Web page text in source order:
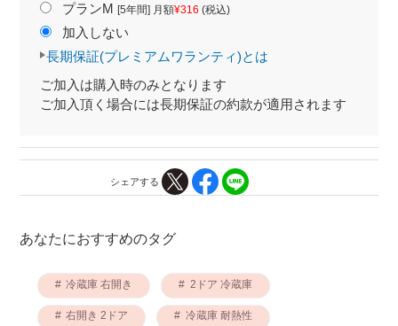
プランM [5年間] 月額¥316 (税込)
加入しない
長期保証(プレミアムワランティ)とは
ご加入は購入時のみとなります
ご加入頂く場合には長期保証の約款が適用されます
シェアする
あなたにおすすめのタグ
冷蔵庫 右開き 2ドア 冷蔵庫
右開き 2ドア 冷蔵庫 耐熱性